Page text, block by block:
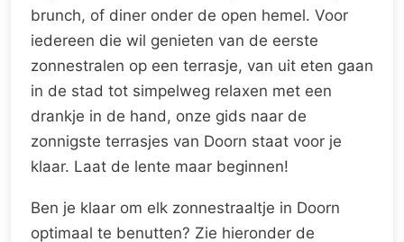
brunch, of diner onder de open hemel. Voor
iedereen die wil genieten van de eerste
zonnestralen op een terrasje, van uit eten gaan
in de stad tot simpelweg relaxen met een
drankje in de hand, onze gids naar de
zonnigste terrasjes van Doorn staat voor je
klaar. Laat de lente maar beginnen!
Ben je klaar om elk zonnestraaltje in Doorn
optimaal te benutten? Zie hieronder de